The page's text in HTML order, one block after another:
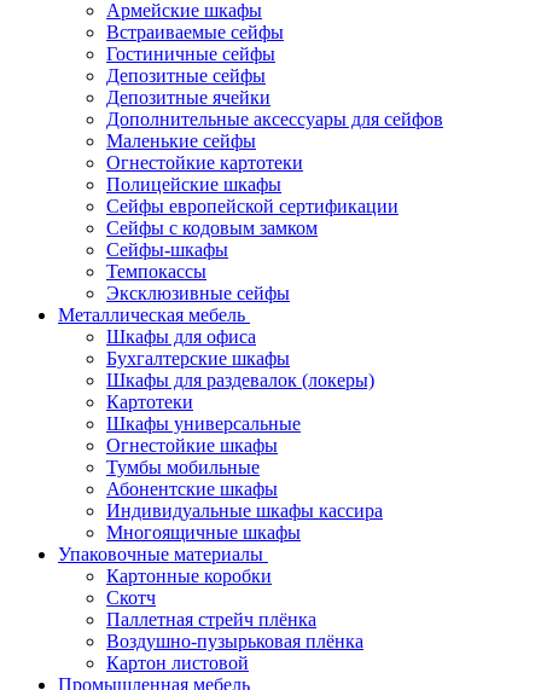
Армейские шкафы
Встраиваемые сейфы
Гостиничные сейфы
Депозитные сейфы
Депозитные ячейки
Дополнительные аксессуары для сейфов
Маленькие сейфы
Огнестойкие картотеки
Полицейские шкафы
Сейфы европейской сертификации
Сейфы с кодовым замком
Сейфы-шкафы
Темпокассы
Эксклюзивные сейфы
Металлическая мебель
Шкафы для офиса
Бухгалтерские шкафы
Шкафы для раздевалок (локеры)
Картотеки
Шкафы универсальные
Огнестойкие шкафы
Тумбы мобильные
Абонентские шкафы
Индивидуальные шкафы кассира
Многоящичные шкафы
Упаковочные материалы
Картонные коробки
Скотч
Паллетная стрейч плёнка
Воздушно-пузырьковая плёнка
Картон листовой
Промышленная мебель